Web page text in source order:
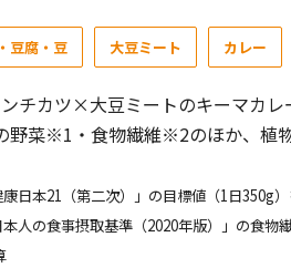
豆腐・豆 大豆ミート カレー
チカツ×大豆ミートのキーマカ
野菜※1・食物繊維※2のほか、植
日本21（第二次）」の目標値（1日350g
人の食事摂取基準（2020年版）」の食物